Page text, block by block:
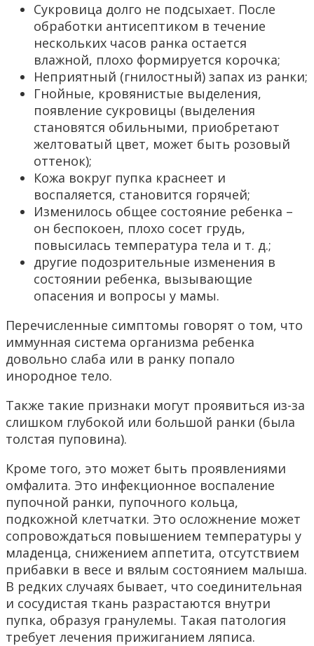
Сукровица долго не подсыхает. После
обработки антисептиком в течение
нескольких часов ранка остается
влажной, плохо формируется корочка;
Неприятный (гнилостный) запах из ранки;
Гнойные, кровянистые выделения,
появление сукровицы (выделения
становятся обильными, приобретают
желтоватый цвет, может быть розовый
оттенок);
Кожа вокруг пупка краснеет и
воспаляется, становится горячей;
Изменилось общее состояние ребенка –
он беспокоен, плохо сосет грудь,
повысилась температура тела и т. д.;
другие подозрительные изменения в
состоянии ребенка, вызывающие
опасения и вопросы у мамы.
Перечисленные симптомы говорят о том, что
иммунная система организма ребенка
довольно слаба или в ранку попало
инородное тело.
Также такие признаки могут проявиться из-за
слишком глубокой или большой ранки (была
толстая пуповина).
Кроме того, это может быть проявлениями
омфалита. Это инфекционное воспаление
пупочной ранки, пупочного кольца,
подкожной клетчатки. Это осложнение может
сопровождаться повышением температуры у
младенца, снижением аппетита, отсутствием
прибавки в весе и вялым состоянием малыша.
В редких случаях бывает, что соединительная
и сосудистая ткань разрастаются внутри
пупка, образуя гранулемы. Такая патология
требует лечения прижиганием ляписа.